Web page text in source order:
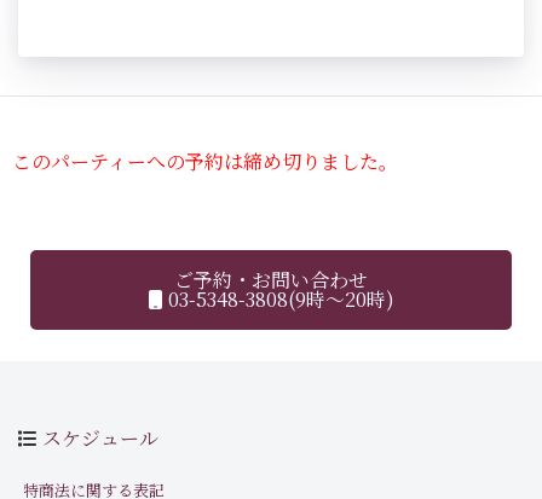
このパーティーへの予約は締め切りました。
ご予約・お問い合わせ
03-5348-3808(9時～20時)
スケジュール
特商法に関する表記